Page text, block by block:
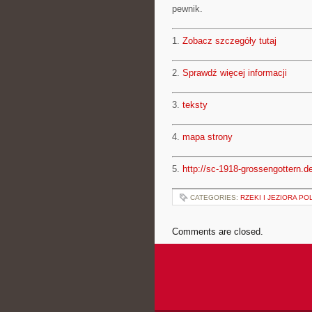
pewnik.
1. Zobacz szczegóły tutaj
2. Sprawdź więcej informacji
3. teksty
4. mapa strony
5. http://sc-1918-
CATEGORIES: RZEKI I JEZIORA
Comments are closed.